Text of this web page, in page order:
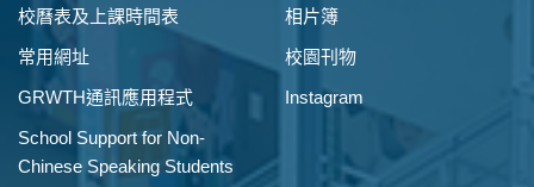
校曆表及上課時間表
常用網址
GRWTH通訊應用程式
School Support for Non-
Chinese Speaking Students
相片簿
校園刊物
Instagram